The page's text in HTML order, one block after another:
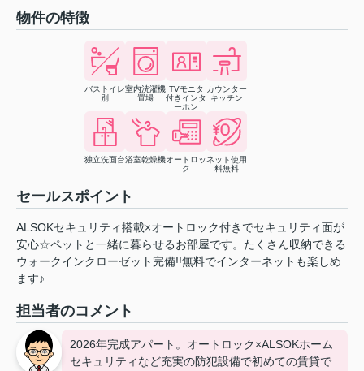
物件の特徴
バストイレ
別
室内洗濯機
置場
TVモニタ
付きインタ
ーホン
カウンター
キッチン
独立洗面台浴室乾燥機オートロッ
ク
ネット使用
料無料
セールスポイント
ALSOKセキュリティ搭載×オートロック付きでセキュリティ面が
安心☆ペットと一緒に暮らせるお部屋です。たくさん収納できる
ウォークインクローゼット完備!!無料でインターネットも楽しめ
ます♪
担当者のコメント
2026年完成アパート。オートロック×ALSOKホーム
セキュリティなど充実の防犯設備で初めての賃貸で